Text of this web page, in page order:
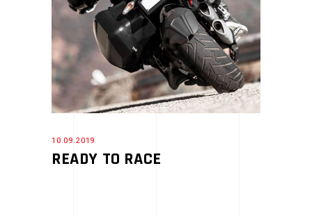
10.09.2019
READY TO RACE